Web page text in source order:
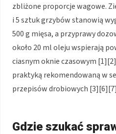
zbliżone proporcje wagowe.
i 5 sztuk grzybów stanowią
500 g mięsa, a przyprawy
około 20 ml oleju wspierają
ciasnym oknie czasowym
praktyką rekomendowaną w
przepisów drobiowych
Gdzie szukać